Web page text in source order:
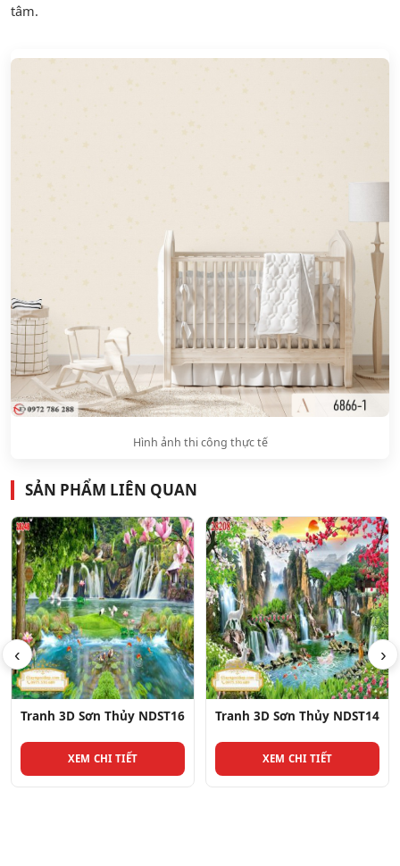
tâm.
Hình ảnh thi công thực tế
SẢN PHẨM LIÊN QUAN
‹
Tranh 3D Sơn Thủy NDST14
XEM CHI TIẾT
Tranh 3D Sơn Thủy NDST1
XEM CHI TIẾT
›